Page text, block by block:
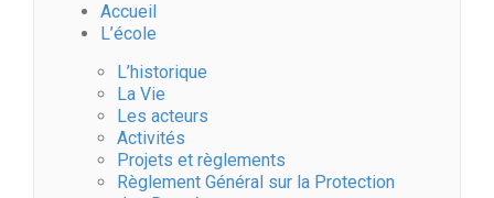
Accueil
L’école
L’historique
La Vie
Les acteurs
Activités
Projets et règlements
Règlement Général sur la Protection